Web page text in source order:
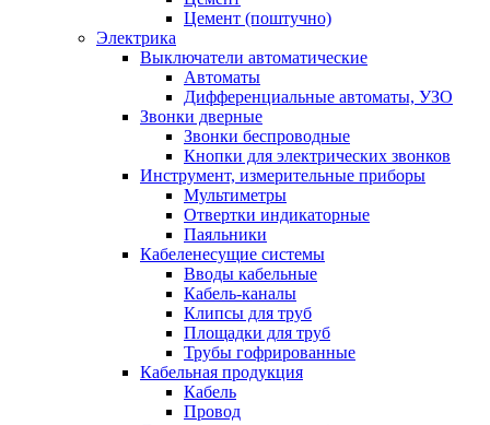
Цемент (поштучно)
Электрика
Выключатели автоматические
Автоматы
Дифференциальные автоматы, УЗО
Звонки дверные
Звонки беспроводные
Кнопки для электрических звонков
Инструмент, измерительные приборы
Мультиметры
Отвертки индикаторные
Паяльники
Кабеленесущие системы
Вводы кабельные
Кабель-каналы
Клипсы для труб
Площадки для труб
Трубы гофрированные
Кабельная продукция
Кабель
Провод